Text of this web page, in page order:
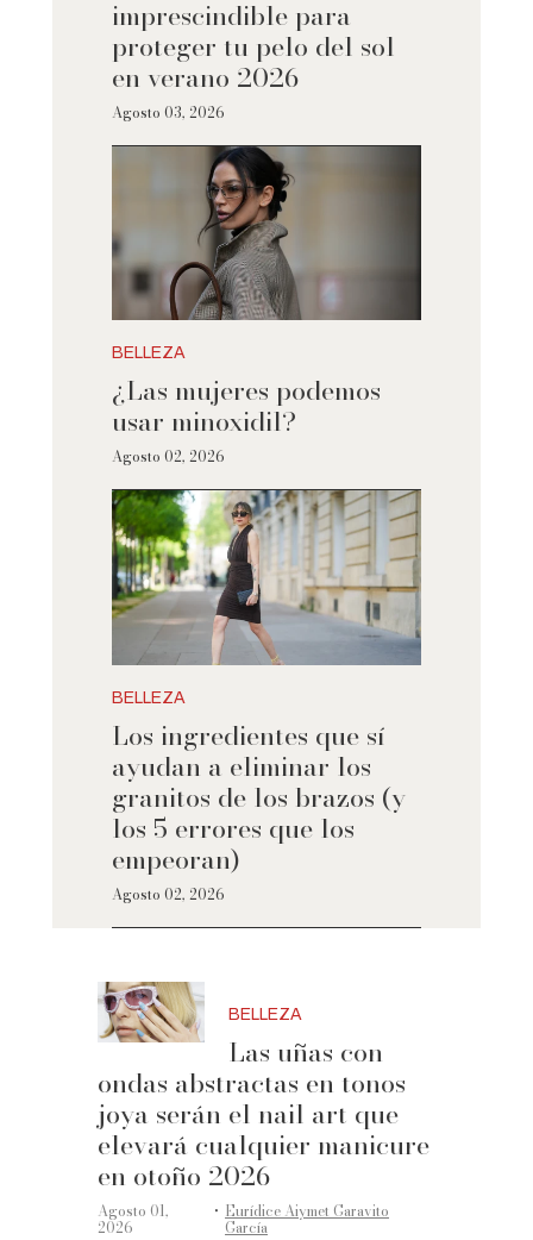
imprescindible para
proteger tu pelo del sol
en verano 2026
Agosto 03, 2026
BELLEZA
¿Las mujeres podemos
usar minoxidil?
Agosto 02, 2026
BELLEZA
Los ingredientes que sí
ayudan a eliminar los
granitos de los brazos (y
los 5 errores que los
empeoran)
Agosto 02, 2026
BELLEZA
Las uñas con
ondas abstractas en tonos
joya serán el nail art que
elevará cualquier manicure
en otoño 2026
Agosto 01,
2026 ·Eurídice Aiymet Garavito
García